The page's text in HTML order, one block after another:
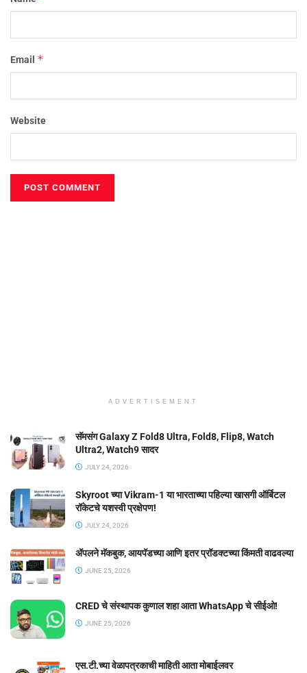
Email *
Website
ADVERTISEMENT
सॅमसंग Galaxy Z Fold8 Ultra, Fold8, Flip8, Watch
Ultra2, Watch9 सादर
JULY 24, 2026
Skyroot च्या Vikram-1 या भारताच्या पहिल्या खासगी ऑर्बिटल
रॉकेटचे यशस्वी प्रक्षेपण!
JULY 24, 2026
ॲपलने मॅकबुक, आयपॅडच्या आणि इतर प्रॉडक्टच्या किंमती वाढवल्या
JUNE 25, 2026
CRED चे संस्थापक कुणाल शहा आता WhatsApp चे सीईओ!
JUNE 25, 2026
एस.टी.च्या वेळापत्रकाची माहिती आता मोबाईलवर